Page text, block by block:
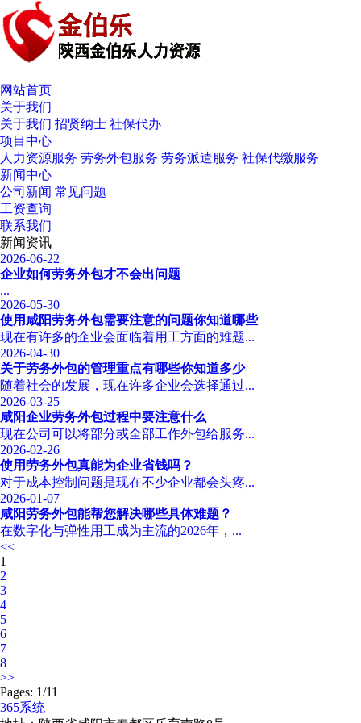
网站首页
关于我们
关于我们 招贤纳士 社保代办
项目中心
人力资源服务 劳务外包服务 劳务派遣服务 社保代缴服务
新闻中心
公司新闻 常见问题
工资查询
联系我们
新闻资讯
2026-06-22
企业如何劳务外包才不会出问题
...
2026-05-30
使用咸阳劳务外包需要注意的问题你知道哪些
现在有许多的企业会面临着用工方面的难题...
2026-04-30
关于劳务外包的管理重点有哪些你知道多少
随着社会的发展，现在许多企业会选择通过...
2026-03-25
咸阳企业劳务外包过程中要注意什么
现在公司可以将部分或全部工作外包给服务...
2026-02-26
使用劳务外包真能为企业省钱吗？
对于成本控制问题是现在不少企业都会头疼...
2026-01-07
咸阳劳务外包能帮您解决哪些具体难题？
在数字化与弹性用工成为主流的2026年，...
<<
1
2
3
4
5
6
7
8
>>
Pages: 1/11
365系统